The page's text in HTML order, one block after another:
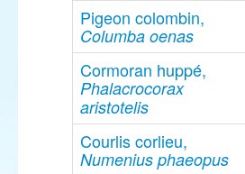
Pigeon colombin,
Columba oenas
Cormoran huppé,
Phalacrocorax
aristotelis
Courlis corlieu,
Numenius phaeopus